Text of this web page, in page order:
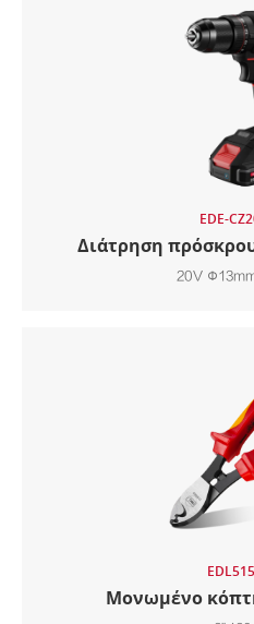
EDE-
Διάτρηση
20V
Μονωμένο